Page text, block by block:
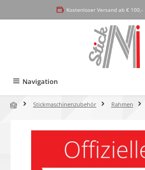
Kostenloser Versand ab €
Navigation
Stickmaschinenzubehör Rahmen